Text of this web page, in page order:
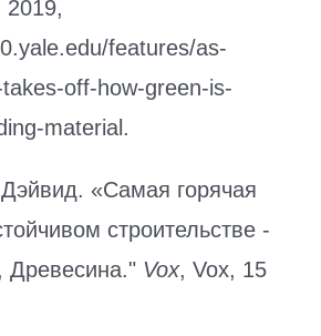
features/as-
off-how-green-is-
material.
«Самая горячая
строительстве -
Vox, Vox, 15